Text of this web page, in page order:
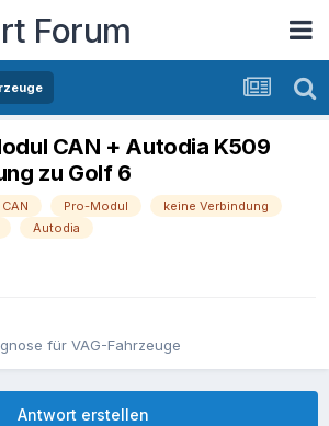
Forum
CAN + Autodia K509
zu Golf 6
CAN Pro-Modul
keine Verbindung
Autodia
für VAG-Fahrzeuge
Antwort erstellen